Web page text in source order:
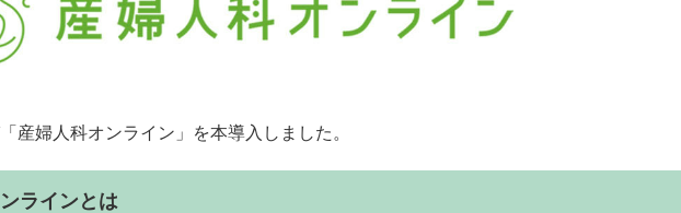
産婦人科オンライン」を本導入しました。
ラインとは